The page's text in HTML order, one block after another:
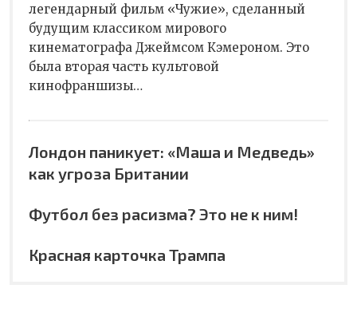
легендарный фильм «Чужие», сделанный
будущим классиком мирового
кинематографа Джеймсом Кэмероном. Это
была вторая часть культовой
кинофраншизы…
Лондон паникует: «Маша и Медведь»
как угроза Британии
Футбол без расизма? Это не к ним!
Красная карточка Трампа